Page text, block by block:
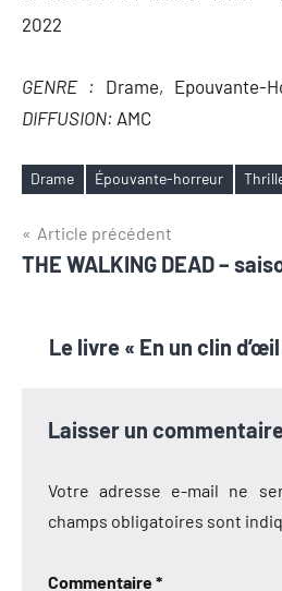
2022
GENRE : Drame,
DIFFUSION: AMC
Étiquettes
Drame Épouvante-horreur
Navigation
de
Article précédent
THE WALKING DEAD –
Le livre « En un clin
Laisser un
Votre adresse e-mail ne
champs obligatoires sont
Commentaire*